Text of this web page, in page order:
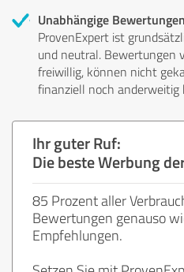
Unabhängige Bewertungen
ProvenExpert ist
und neutral. Bewertungen
freiwillig, können nicht
finanziell noch anderweitig
Ihr guter Ruf:
Die beste Werbung
85 Prozent aller
Bewertungen genauso
Empfehlungen.